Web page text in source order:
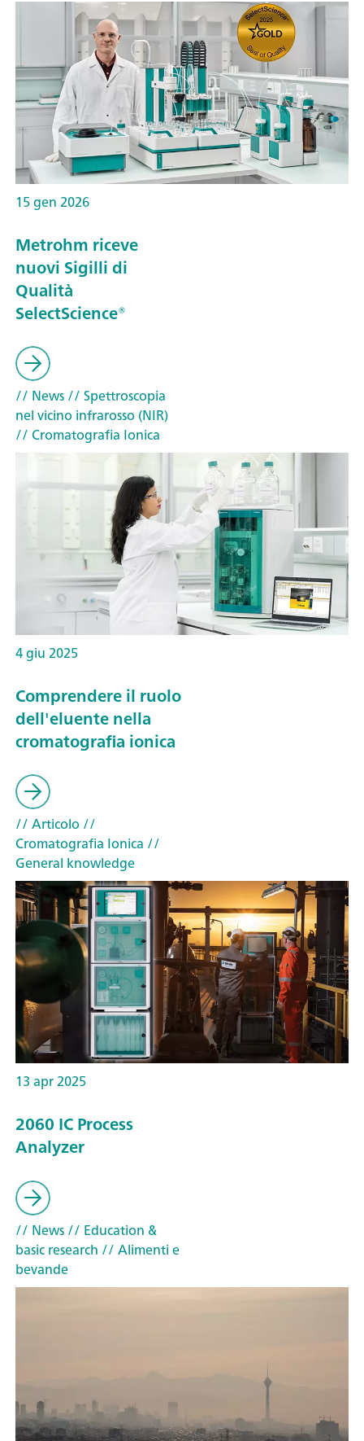
15 gen 2026
Metrohm riceve
nuovi Sigilli di
Qualità
SelectScience®
// News// Spettroscopia
nel vicino infrarosso (NIR)
// Cromatografia Ionica
4 giu 2025
Comprendere il ruolo
dell'eluente nella
cromatografia ionica
// Articolo //
Cromatografia Ionica //
General knowledge
13 apr 2025
2060 IC Process
Analyzer
// News// Education &
basic research // Alimenti e
bevande